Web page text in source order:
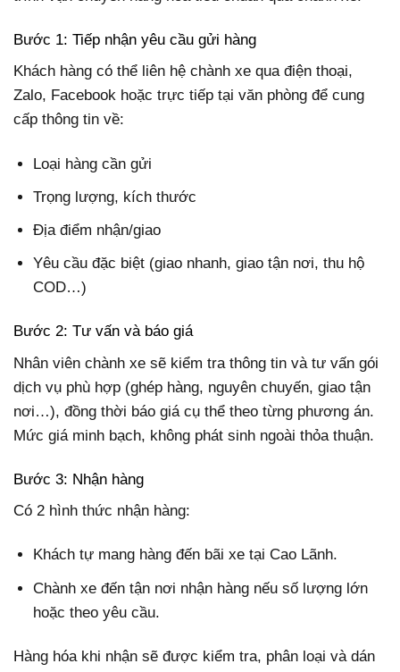
Bước 1: Tiếp nhận yêu cầu gửi hàng
Khách hàng có thể liên hệ chành xe qua điện thoại,
Zalo, Facebook hoặc trực tiếp tại văn phòng để cung
cấp thông tin về:
Loại hàng cần gửi
Trọng lượng, kích thước
Địa điểm nhận/giao
Yêu cầu đặc biệt (giao nhanh, giao tận nơi, thu hộ
COD…)
Bước 2: Tư vấn và báo giá
Nhân viên chành xe sẽ kiểm tra thông tin và tư vấn gói
dịch vụ phù hợp (ghép hàng, nguyên chuyến, giao tận
nơi…), đồng thời báo giá cụ thể theo từng phương án.
Mức giá minh bạch, không phát sinh ngoài thỏa thuận.
Bước 3: Nhận hàng
Có 2 hình thức nhận hàng:
Khách tự mang hàng đến bãi xe tại Cao Lãnh.
Chành xe đến tận nơi nhận hàng nếu số lượng lớn
hoặc theo yêu cầu.
Hàng hóa khi nhận sẽ được kiểm tra, phân loại và dán